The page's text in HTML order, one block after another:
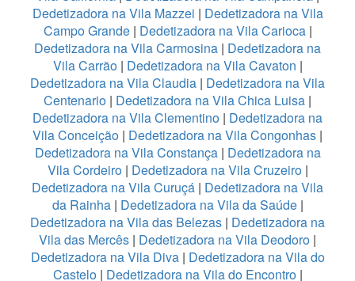
Dedetizadora na Vila Mazzei | Dedetizadora na Vila
Campo Grande| Dedetizadora na Vila Carioca|
Dedetizadora na Vila Carmosina | Dedetizadora na
Vila Carrão| Dedetizadora na Vila Cavaton |
Dedetizadora na Vila Claudia | Dedetizadora na Vila
Centenario | Dedetizadora na Vila Chica Luisa |
Dedetizadora na Vila Clementino | Dedetizadora na
Vila Conceição | Dedetizadora na Vila Congonhas |
Dedetizadora na Vila Constança| Dedetizadora na
Vila Cordeiro| Dedetizadora na Vila Cruzeiro |
Dedetizadora na Vila Curuçá | Dedetizadora na Vila
da Rainha | Dedetizadora na Vila da Saúde|
Dedetizadora na Vila das Belezas | Dedetizadora na
Vila das Mercês | Dedetizadora na Vila Deodoro |
Dedetizadora na Vila Diva| Dedetizadora na Vila do
Castelo| Dedetizadora na Vila do Encontro|